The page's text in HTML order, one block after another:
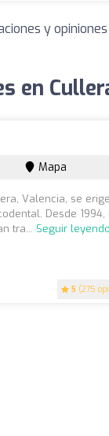
y
en
5 (275
Mapa
Valencia, se erige
Desde 1994,
tra... Seguir leyendo